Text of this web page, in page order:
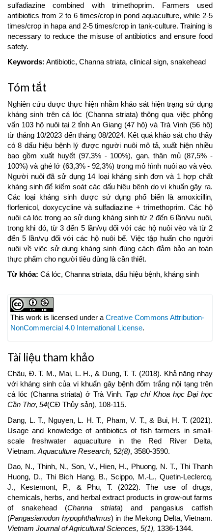
sulfadiazine combined with trimethoprim. Farmers used
antibiotics from 2 to 6 times/crop in pond aquaculture, while 2-5
times/crop in hapa and 2-5 times/crop in tank-culture. Training is
necessary to reduce the misuse of antibiotics and ensure food
safety.
Keywords: Antibiotic, Channa striata, clinical sign, snakehead
Tóm tắt
Nghiên cứu được thực hiện nhằm khảo sát hiện trạng sử dụng
kháng sinh trên cá lóc (Channa striata) thông qua việc phỏng
vấn 103 hộ nuôi tại 2 tỉnh An Giang (47 hộ) và Trà Vinh (56 hộ)
từ tháng 10/2023 đến tháng 08/2024. Kết quả khảo sát cho thấy
có 8 dấu hiệu bệnh lý được người nuôi mô tả, xuất hiện nhiều
bao gồm xuất huyết (97,3% - 100%), gan, thận mủ (87,5% -
100%) và ghẻ lở (63,3% - 92,3%) trong mô hình nuôi ao và vèo.
Người nuôi đã sử dụng 14 loại kháng sinh đơn và 1 hợp chất
kháng sinh để kiểm soát các dấu hiệu bệnh do vi khuẩn gây ra.
Các loại kháng sinh được sử dụng phổ biến là amoxicillin,
florfenicol, doxycycline và sulfadiazine + trimethoprim. Các hộ
nuôi cá lóc trong ao sử dụng kháng sinh từ 2 đến 6 lần/vụ nuôi,
trong khi đó, từ 3 đến 5 lần/vụ đối với các hộ nuôi vèo và từ 2
đến 5 lần/vụ đối với các hộ nuôi bể. Việc tập huấn cho người
nuôi về việc sử dụng kháng sinh đúng cách đảm bảo an toàn
thực phẩm cho người tiêu dùng là cần thiết.
Từ khóa: Cá lóc, Channa striata, dấu hiệu bệnh, kháng sinh
Article
Details
This work is licensed under a Creative Commons Attribution-
NonCommercial 4.0 International License.
Tài liệu tham khảo
Châu, Đ. T. M., Mai, L. H., & Dung, T. T. (2018). Khả năng nhạy
với kháng sinh của vi khuẩn gây bệnh đốm trắng nội tạng trên
cá lóc (Channa striata) ở Trà Vinh. Tạp chí Khoa học Đại học
Cần Thơ, 54(CĐ Thủy sản), 108-115.
Dang, L. T., Nguyen, L. H. T., Pham, V. T., & Bui, H. T. (2021).
Usage and knowledge of antibiotics of fish farmers in small‐
scale freshwater aquaculture in the Red River Delta,
Vietnam. Aquaculture Research, 52(8), 3580-3590.
Dao, N., Thinh, N., Son, V., Hien, H., Phuong, N. T., Thi Thanh
Huong, D., Thi Bich Hang, B., Scippo, M.-L., Quetin-Leclercq,
J., Kestemont, P., & Phu, T. (2022). The use of drugs,
chemicals, herbs, and herbal extract products in grow-out farms
of snakehead (Channa striata) and pangasius catfish
(Pangasianodon hypophthalmus) in the Mekong Delta, Vietnam.
Vietnam Journal of Agricultural Sciences, 5(1), 1336-1344.